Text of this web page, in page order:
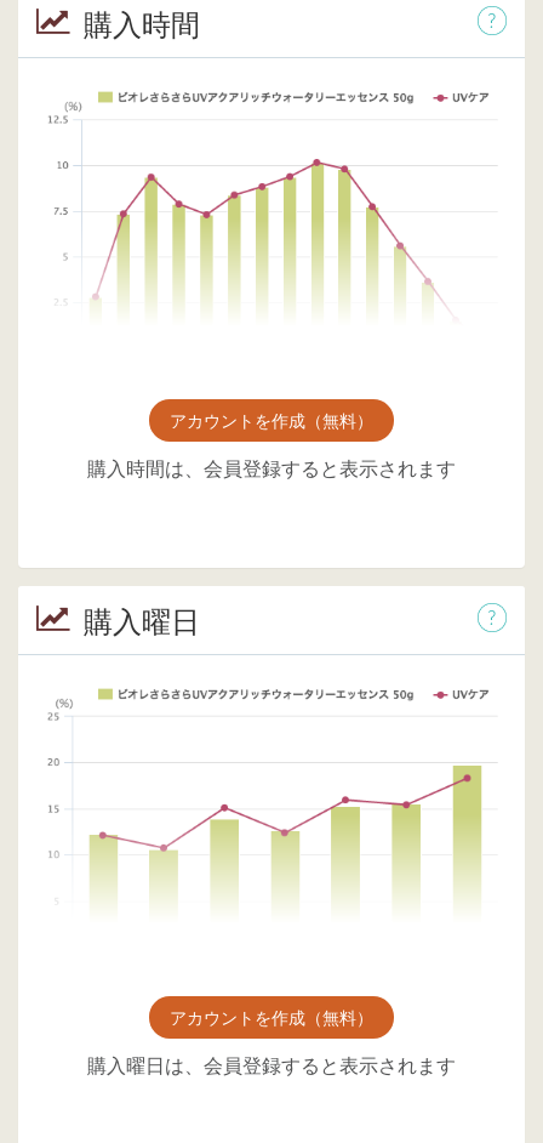
購入時間
アカウントを作成（無料）
購入時間は、会員登録すると表示されます
購入曜日
アカウントを作成（無料）
購入曜日は、会員登録すると表示されます